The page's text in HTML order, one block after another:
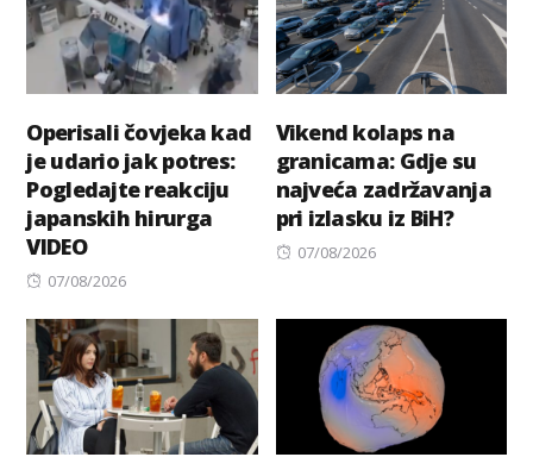
Operisali čovjeka kad
je udario jak potres:
Pogledajte reakciju
japanskih hirurga
VIDEO
Posted
07/08/2026
Vikend kolaps na
granicama: Gdje su
najveća zadržavanja
pri izlasku iz BiH?
Posted
07/08/2026